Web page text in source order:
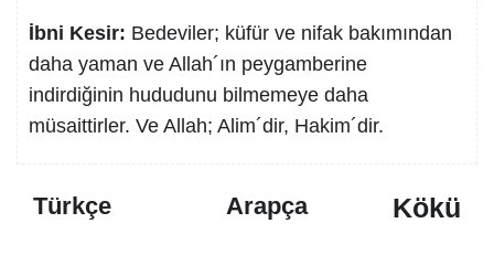
İbni Kesir: Bedeviler; küfür ve nifak bakımından
daha yaman ve Allah´ın peygamberine
indirdiğinin hududunu bilmemeye daha
müsaittirler. Ve Allah; Alim´dir, Hakim´dir.
Türkçe Arapça Kökü